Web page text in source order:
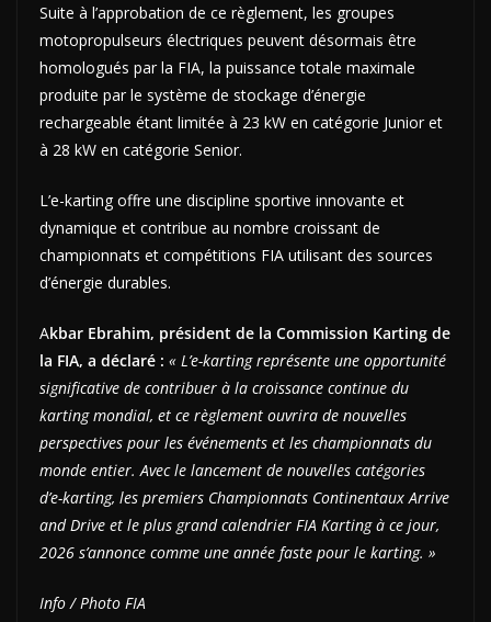
Suite à l’approbation de ce règlement, les groupes
motopropulseurs électriques peuvent désormais être
homologués par la FIA, la puissance totale maximale
produite par le système de stockage d’énergie
rechargeable étant limitée à 23 kW en catégorie Junior et
à 28 kW en catégorie Senior.
L’e-karting offre une discipline sportive innovante et
dynamique et contribue au nombre croissant de
championnats et compétitions FIA utilisant des sources
d’énergie durables.
Akbar Ebrahim, président de la Commission Karting de
la FIA, a déclaré : « L’e-karting représente une opportunité
significative de contribuer à la croissance continue du
karting mondial, et ce règlement ouvrira de nouvelles
perspectives pour les événements et les championnats du
monde entier. Avec le lancement de nouvelles catégories
d’e-karting, les premiers Championnats Continentaux Arrive
and Drive et le plus grand calendrier FIA Karting à ce jour,
2026 s’annonce comme une année faste pour le karting. »
Info / Photo FIA